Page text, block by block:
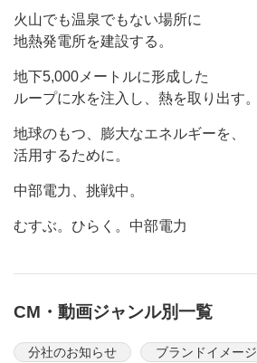
火山でも温泉でもない場所に
地熱発電所を建設する。
地下5,000メートルに形成した
ループに水を注入し、熱を取り出す。
地球のもつ、膨大なエネルギーを、
活用するために。
中部電力、挑戦中。
むすぶ。ひらく。中部電力
CM・動画ジャンル別一覧
分社のお知らせ ブランドイメージ